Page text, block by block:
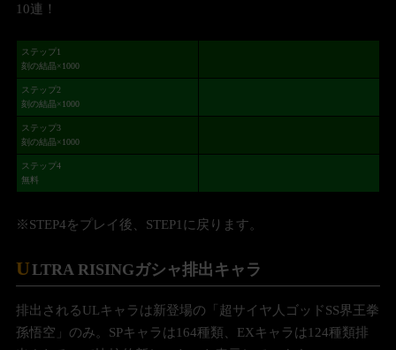
10連！
ステップ1
刻の結晶×1000
ステップ2
刻の結晶×1000
ステップ3
刻の結晶×1000
ステップ4
無料
※STEP4をプレイ後、STEP1に戻ります。
ULTRA RISINGガシャ排出キャラ
排出されるULキャラは新登場の「超サイヤ人ゴッドSS界王拳
孫悟空」のみ。SPキャラは164種類、EXキャラは124種類排